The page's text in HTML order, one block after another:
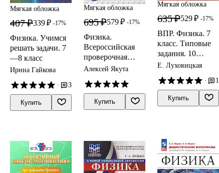
Мягкая обложка
407 ₽339 ₽ -17%
Физика. Учимся
решать задачи. 7
—8 класс
Ирина Гайкова
·
3
Купить
Мягкая обложка
695 ₽579 ₽ -17%
Физика.
Всероссийская
проверочная
работа. 7 класс.
15 вариантов
Алексей Якута
Купить
Мягкая обложка
635 ₽529 ₽ -17%
ВПР. Физика. 7
класс. Типовые
задания. 10
вариантов
Подробные
критерии
оценивания.
Е. Луховицкая
·
1
Купить